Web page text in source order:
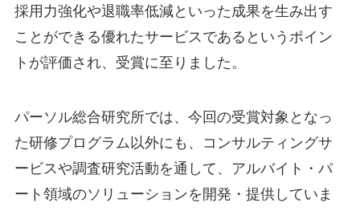
採用力強化や退職率低減といった成果を生み出す
ことができる優れたサービスであるというポイン
トが評価され、受賞に至りました。
パーソル総合研究所では、今回の受賞対象となっ
た研修プログラム以外にも、コンサルティングサ
ービスや調査研究活動を通して、アルバイト・パ
ート領域のソリューションを開発・提供していま